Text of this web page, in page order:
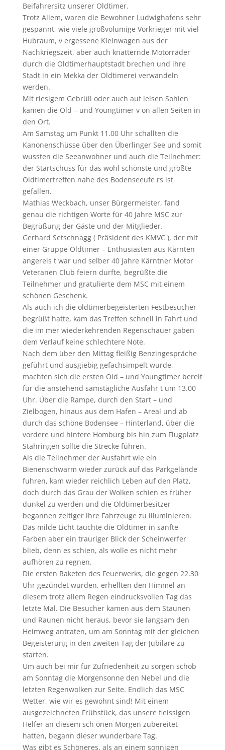
Beifahrersitz unserer Oldtimer.
Trotz Allem, waren die Bewohner Ludwighafens sehr
gespannt, wie viele großvolumige Vorkrieger mit viel
Hubraum, v ergessene Kleinwagen aus der
Nachkriegszeit, aber auch knatternde Motorräder
durch die Oldtimerhauptstadt brechen und ihre
Stadt in ein Mekka der Oldtimerei verwandeln
werden.
Mit riesigem Gebrüll oder auch auf leisen Sohlen
kamen die Old – und Youngtimer v on allen Seiten in
den Ort.
Am Samstag um Punkt 11.00 Uhr schallten die
Kanonenschüsse über den Überlinger See und somit
wussten die Seeanwohner und auch die Teilnehmer:
der Startschuss für das wohl schönste und größte
Oldtimertreffen nahe des Bodenseeufe rs ist
gefallen.
Mathias Weckbach, unser Bürgermeister, fand
genau die richtigen Worte für 40 Jahre MSC zur
Begrüßung der Gäste und der Mitglieder.
Gerhard Setschnagg ( Präsident des KMVC ), der mit
einer Gruppe Oldtimer – Enthusiasten aus Kärnten
angereis t war und selber 40 Jahre Kärntner Motor
Veteranen Club feiern durfte, begrüßte die
Teilnehmer und gratulierte dem MSC mit einem
schönen Geschenk.
Als auch ich die oldtimerbegeisterten Festbesucher
begrüßt hatte, kam das Treffen schnell in Fahrt und
die im mer wiederkehrenden Regenschauer gaben
dem Verlauf keine schlechtere Note.
Nach dem über den Mittag fleißig Benzingespräche
geführt und ausgiebig gefachsimpelt wurde,
machten sich die ersten Old – und Youngtimer bereit
für die anstehend samstägliche Ausfahr t um 13.00
Uhr. Über die Rampe, durch den Start – und
Zielbogen, hinaus aus dem Hafen – Areal und ab
durch das schöne Bodensee – Hinterland, über die
vordere und hintere Homburg bis hin zum Flugplatz
Stahringen sollte die Strecke führen.
Als die Teilnehmer der Ausfahrt wie ein
Bienenschwarm wieder zurück auf das Parkgelände
fuhren, kam wieder reichlich Leben auf den Platz,
doch durch das Grau der Wolken schien es früher
dunkel zu werden und die Oldtimerbesitzer
begannen zeitiger ihre Fahrzeuge zu illuminieren.
Das milde Licht tauchte die Oldtimer in sanfte
Farben aber ein trauriger Blick der Scheinwerfer
blieb, denn es schien, als wolle es nicht mehr
aufhören zu regnen.
Die ersten Raketen des Feuerwerks, die gegen 22.30
Uhr gezündet wurden, erhellten den Himmel an
diesem trotz allem Regen eindrucksvollen Tag das
letzte Mal. Die Besucher kamen aus dem Staunen
und Raunen nicht heraus, bevor sie langsam den
Heimweg antraten, um am Sonntag mit der gleichen
Begeisterung in den zweiten Tag der Jubilare zu
starten.
Um auch bei mir für Zufriedenheit zu sorgen schob
am Sonntag die Morgensonne den Nebel und die
letzten Regenwolken zur Seite. Endlich das MSC
Wetter, wie wir es gewohnt sind! Mit einem
ausgezeichneten Frühstück, das unsere fleissigen
Helfer an diesem sch önen Morgen zubereitet
hatten, begann dieser wunderbare Tag.
Was gibt es Schöneres, als an einem sonnigen